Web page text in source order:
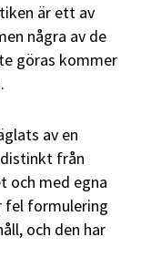
är ett av
några av de
göras kommer
av en
från
och med egna
fel formulering
och den har